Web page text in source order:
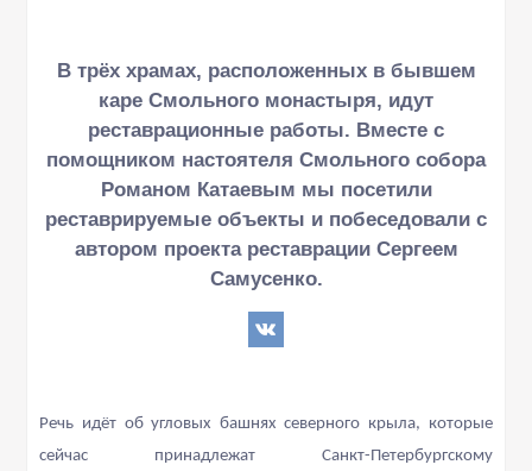
В трёх храмах, расположенных в бывшем
каре Смольного монастыря, идут
реставрационные работы. Вместе с
помощником настоятеля Смольного собора
Романом Катаевым мы посетили
реставрируемые объекты и побеседовали с
автором проекта реставрации Сергеем
Самусенко.
Речь идёт об угловых башнях северного крыла, которые
сейчас принадлежат Санкт-Петербургскому